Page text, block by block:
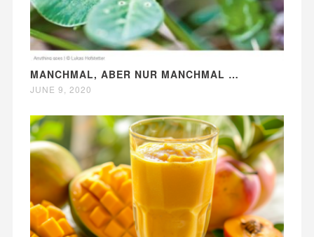
MANCHMAL, ABER NUR MANCHMAL …
JUNE 9, 2020